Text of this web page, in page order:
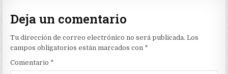
Deja un comentario
Tu dirección de correo electrónico no será publicada. Los
campos obligatorios están marcados con *
Comentario *